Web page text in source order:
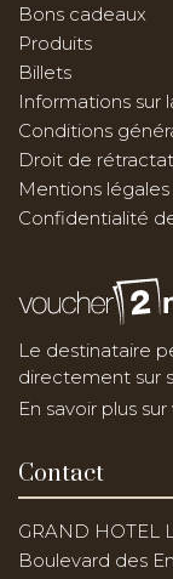
Bons cadeaux
Produits
Billets
Informations sur
Conditions
Droit de
Mentions légales
Confidentialité
Le destinataire
directement sur
En savoir plus
Contact
GRAND HOTEL
Boulevard des